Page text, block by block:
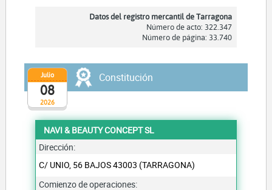
Datos del registro mercantil de Tarragona
Número de acto: 322.347
Número de página: 33.740
2026
Julio
08
Constitución
NAVI & BEAUTY CONCEPT SL
Dirección:
C/ UNIO, 56 BAJOS 43003 (TARRAGONA)
Comienzo de operaciones: